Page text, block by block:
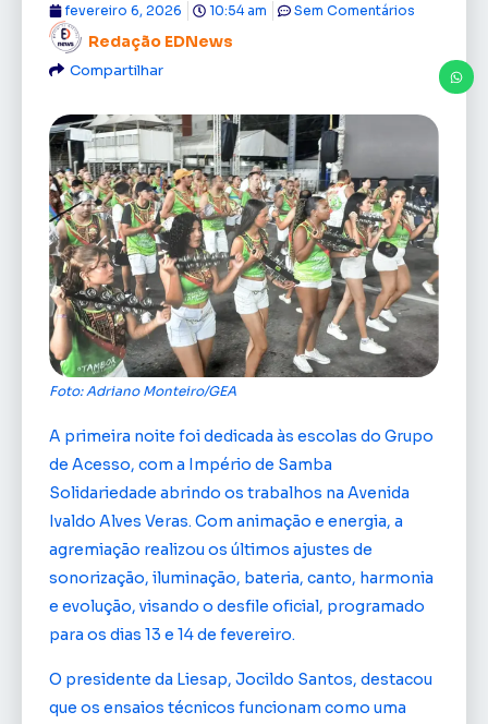
Redação EDNews
fevereiro 6, 2026 10:54 am Sem Comentários
Compartilhar
Foto: Adriano Monteiro/GEA
A primeira noite foi dedicada às escolas do Grupo
de Acesso, com a Império de Samba
Solidariedade abrindo os trabalhos na Avenida
Ivaldo Alves Veras. Com animação e energia, a
agremiação realizou os últimos ajustes de
sonorização, iluminação, bateria, canto, harmonia
e evolução, visando o desfile oficial, programado
para os dias 13 e 14 de fevereiro.
O presidente da Liesap, Jocildo Santos, destacou
que os ensaios técnicos funcionam como uma